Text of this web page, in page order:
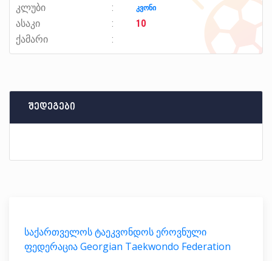
კლუბი კვონი
ასაკი
10
ქამარი
შედეგები
საქართველოს ტაეკვონდოს ეროვნული
ფედერაცია Georgian Taekwondo Federation